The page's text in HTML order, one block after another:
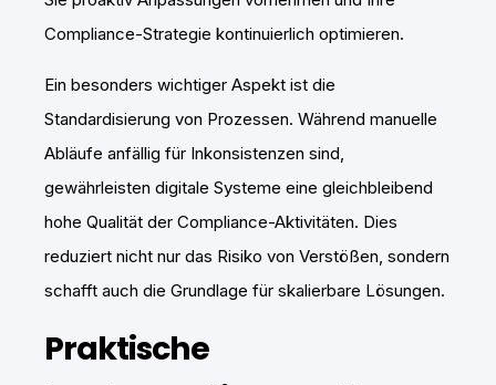
Compliance-Strategie kontinuierlich optimieren.
Ein besonders wichtiger Aspekt ist die
Standardisierung von Prozessen. Während manuelle
Abläufe anfällig für Inkonsistenzen sind,
gewährleisten digitale Systeme eine gleichbleibend
hohe Qualität der Compliance-Aktivitäten. Dies
reduziert nicht nur das Risiko von Verstößen, sondern
schafft auch die Grundlage für skalierbare Lösungen.
Praktische